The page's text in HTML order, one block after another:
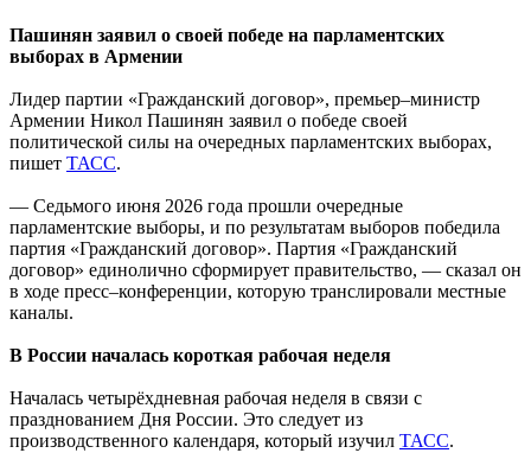
Пашинян заявил о своей победе на парламентских
выборах в Армении
Лидер партии «Гражданский договор», премьер–министр
Армении Никол Пашинян заявил о победе своей
политической силы на очередных парламентских выборах,
пишет ТАСС.
— Седьмого июня 2026 года прошли очередные
парламентские выборы, и по результатам выборов победила
партия «Гражданский договор». Партия «Гражданский
договор» единолично сформирует правительство, — сказал он
в ходе пресс–конференции, которую транслировали местные
каналы.
В России началась короткая рабочая неделя
Началась четырёхдневная рабочая неделя в связи с
празднованием Дня России. Это следует из
производственного календаря, который изучил ТАСС.